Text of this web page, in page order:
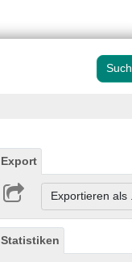
Export
Exportieren
Statistiken